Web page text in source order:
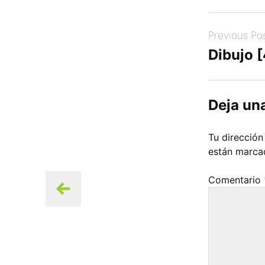
Previous
Dibujo
Deja
Tu
están
Comentario